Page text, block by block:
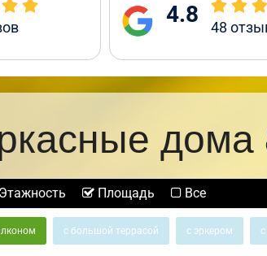
4.8 48
дома
Этажность Площадь Все
с большой террасой с эркером